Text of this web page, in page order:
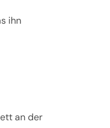
ihn
an der